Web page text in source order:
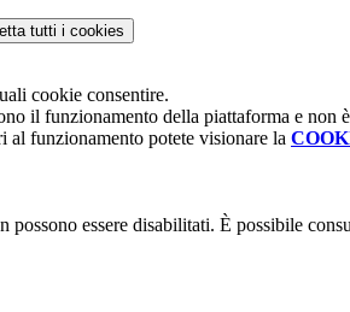
tutti i cookies
cookie consentire.
il funzionamento della piattaforma e non
al funzionamento potete visionare la
possono essere disabilitati. È possibile